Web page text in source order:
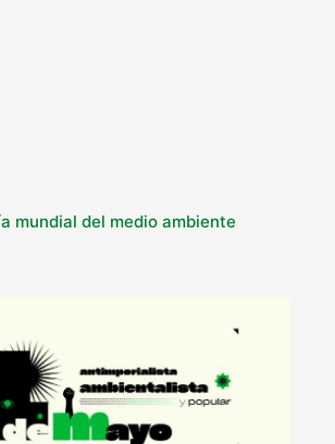
mundial del medio ambiente